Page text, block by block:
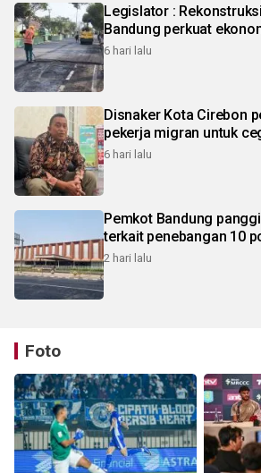
Legislator : Rekonstruksi Jalan Soreang-
Bandung perkuat
6 hari lalu
Disnaker Kota Cirebon
pekerja migran untuk
6 hari lalu
Pemkot Bandung
terkait penebangan 10
2 hari lalu
Foto